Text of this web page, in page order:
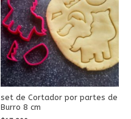
set de Cortador por partes de
Burro 8 cm